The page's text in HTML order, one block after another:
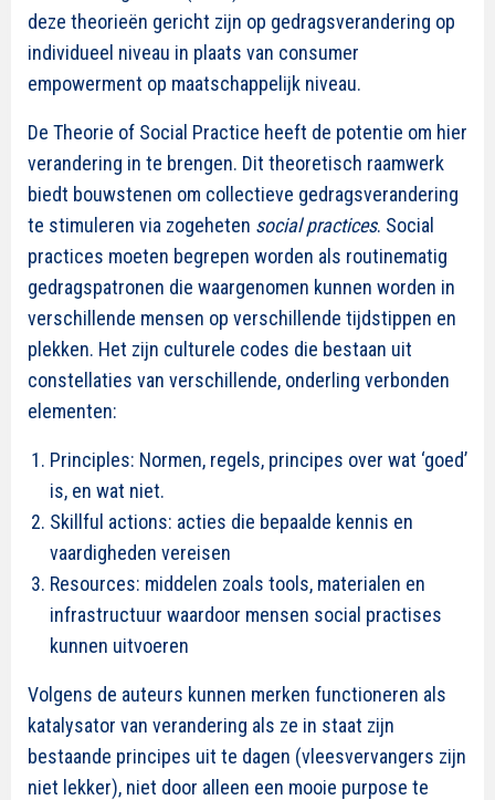
deze theorieën gericht zijn op gedragsverandering op
individueel niveau in plaats van consumer
empowerment op maatschappelijk niveau.
De Theorie of Social Practice heeft de potentie om hier
verandering in te brengen. Dit theoretisch raamwerk
biedt bouwstenen om collectieve gedragsverandering
te stimuleren via zogeheten social practices. Social
practices moeten begrepen worden als routinematig
gedragspatronen die waargenomen kunnen worden in
verschillende mensen op verschillende tijdstippen en
plekken. Het zijn culturele codes die bestaan uit
constellaties van verschillende, onderling verbonden
elementen:
Principles: Normen, regels, principes over wat ‘goed’
is, en wat niet.
Skillful actions: acties die bepaalde kennis en
vaardigheden vereisen
Resources: middelen zoals tools, materialen en
infrastructuur waardoor mensen social practises
kunnen uitvoeren
Volgens de auteurs kunnen merken functioneren als
katalysator van verandering als ze in staat zijn
bestaande principes uit te dagen (vleesvervangers zijn
niet lekker), niet door alleen een mooie purpose te